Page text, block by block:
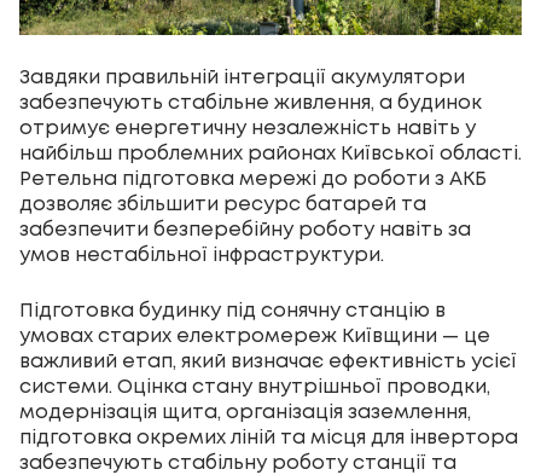
Завдяки правильній інтеграції акумулятори
забезпечують стабільне живлення, а будинок
отримує енергетичну незалежність навіть у
найбільш проблемних районах Київської області.
Ретельна підготовка мережі до роботи з АКБ
дозволяє збільшити ресурс батарей та
забезпечити безперебійну роботу навіть за
умов нестабільної інфраструктури.
Підготовка будинку під сонячну станцію в
умовах старих електромереж Київщини — це
важливий етап, який визначає ефективність усієї
системи. Оцінка стану внутрішньої проводки,
модернізація щита, організація заземлення,
підготовка окремих ліній та місця для інвертора
забезпечують стабільну роботу станції та